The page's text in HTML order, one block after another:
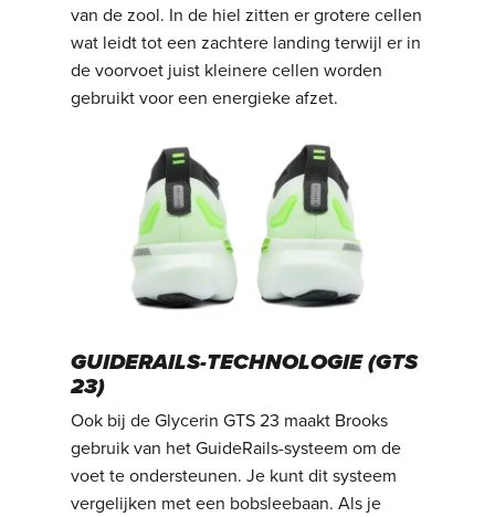
van de zool. In de hiel zitten er grotere cellen
wat leidt tot een zachtere landing terwijl er in
de voorvoet juist kleinere cellen worden
gebruikt voor een energieke afzet.
GUIDERAILS-TECHNOLOGIE (GTS
23)
Ook bij de Glycerin GTS 23 maakt Brooks
gebruik van het GuideRails-systeem om de
voet te ondersteunen. Je kunt dit systeem
vergelijken met een bobsleebaan. Als je